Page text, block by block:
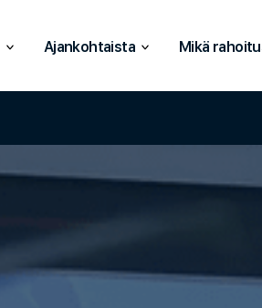
Ajankohtaista Mikä